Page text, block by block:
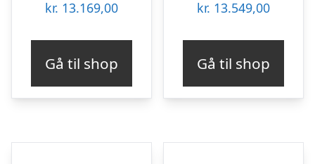
kr. 13.169,00
Gå til shop
kr. 13.549,00
Gå til shop